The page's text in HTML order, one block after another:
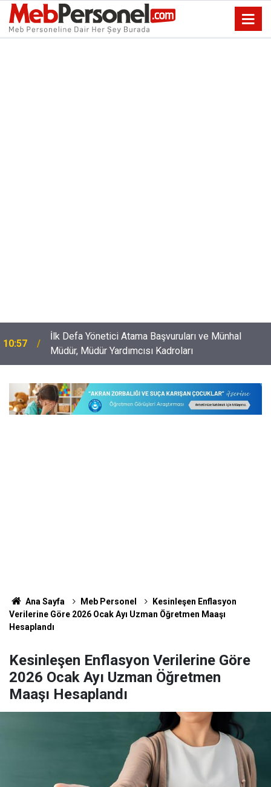
10:57
İlk Defa Yönetici Atama Başvuruları ve Münhal
Müdür, Müdür Yardımcısı Kadroları
Ana Sayfa Meb Personel
Kesinleşen Enflasyon
Verilerine Göre 2026 Ocak Ayı Uzman Öğretmen Maaşı
Hesaplandı
Kesinleşen Enflasyon Verilerine Göre
2026 Ocak Ayı Uzman Öğretmen
Maaşı Hesaplandı